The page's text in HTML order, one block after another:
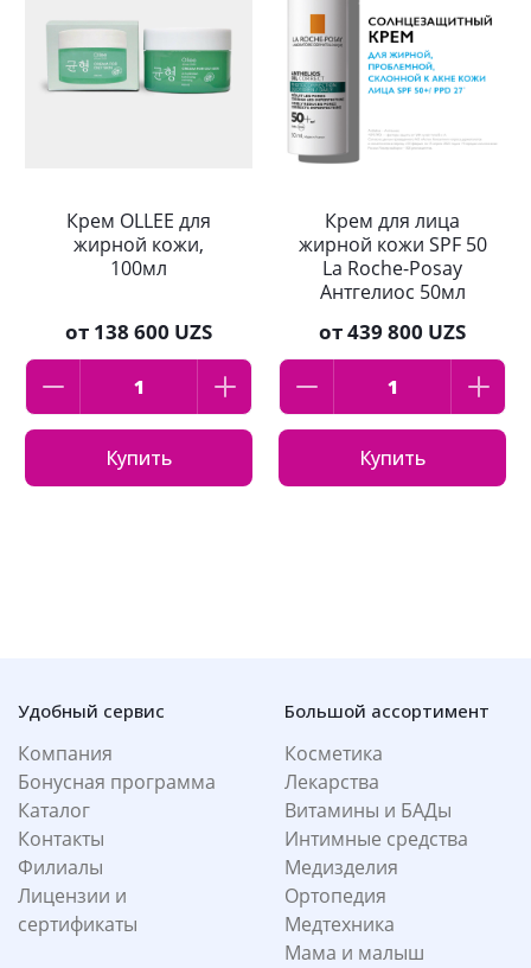
Крем OLLEE для
жирной кожи,
100мл
от 138 600 UZS
Купить
Крем для лица
жирной кожи SPF 50
La Roche-Posay
Антгелиос 50мл
от439 800 UZS
Купить
Удобный сервис
Компания
Бонусная программа
Каталог
Контакты
Филиалы
Лицензии и
сертификаты
Большой ассортимент
Косметика
Лекарства
Витамины и БАДы
Интимные средства
Медизделия
Ортопедия
Медтехника
Мама и малыш